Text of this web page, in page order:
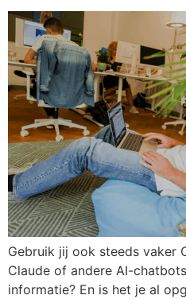
Gebruik jij ook steeds vaker
Claude of andere AI-
informatie? En is het je al